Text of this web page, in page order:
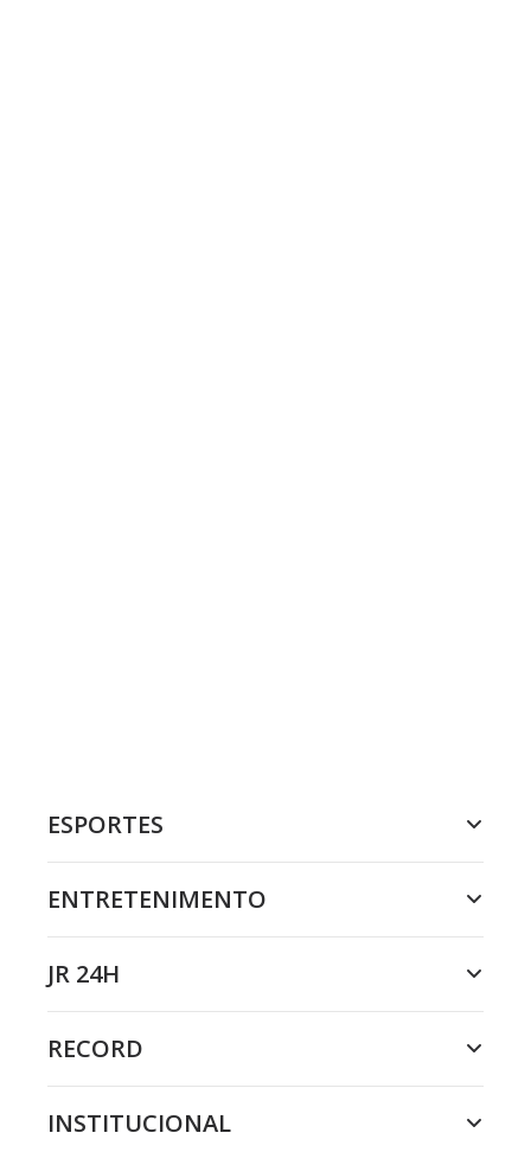
ESPORTES
ENTRETENIMENTO
JR 24H
RECORD
INSTITUCIONAL